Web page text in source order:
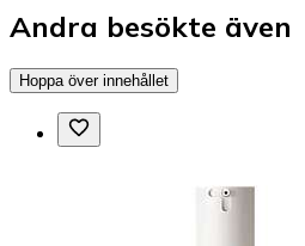
Andra besökte även
Hoppa över innehållet